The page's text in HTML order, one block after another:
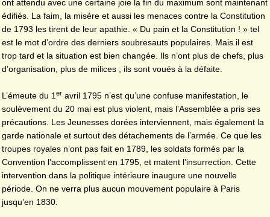
ont attendu avec une certaine joie la fin du maximum sont maintenant
édifiés. La faim, la misère et aussi les menaces contre la Constitution
de 1793 les tirent de leur apathie. « Du pain et la Constitution ! » tel
est le mot d’ordre des derniers soubresauts populaires. Mais il est
trop tard et la situation est bien changée. Ils n’ont plus de chefs, plus
d’organisation, plus de milices ; ils sont voués à la défaite.
L’émeute du 1 er avril 1795 n’est qu’une confuse manifestation, le
soulèvement du 20 mai est plus violent, mais l’Assemblée a pris ses
précautions. Les Jeunesses dorées interviennent, mais également la
garde nationale et surtout des détachements de l’armée. Ce que les
troupes royales n’ont pas fait en 1789, les soldats formés par la
Convention l’accomplissent en 1795, et matent l’insurrection. Cette
intervention dans la politique intérieure inaugure une nouvelle
période. On ne verra plus aucun mouvement populaire à Paris
jusqu’en 1830.